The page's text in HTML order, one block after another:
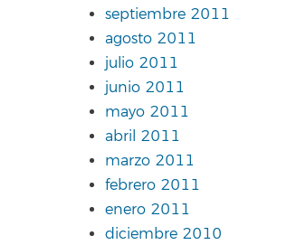
septiembre 2011
agosto 2011
julio 2011
junio 2011
mayo 2011
abril 2011
marzo 2011
febrero 2011
enero 2011
diciembre 2010